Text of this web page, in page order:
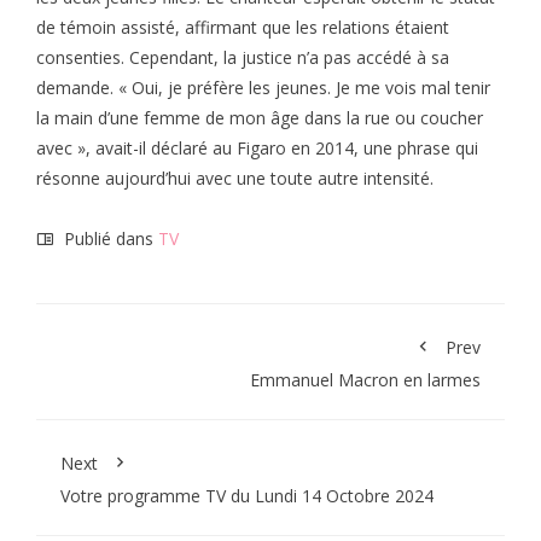
de témoin assisté, affirmant que les relations étaient
consenties. Cependant, la justice n’a pas accédé à sa
demande. « Oui, je préfère les jeunes. Je me vois mal tenir
la main d’une femme de mon âge dans la rue ou coucher
avec », avait-il déclaré au Figaro en 2014, une phrase qui
résonne aujourd’hui avec une toute autre intensité.
Publié dans TV
Prev
Emmanuel Macron en larmes
Next
Votre programme TV du Lundi 14 Octobre 2024